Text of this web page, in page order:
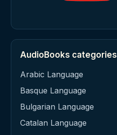
AudioBooks categories
Arabic Language
Basque Language
Bulgarian Language
Catalan Language